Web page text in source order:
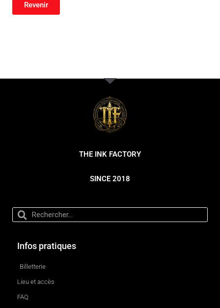
Revenir
THE INK FACTORY
SINCE 2018
Infos pratiques
Billetterie
Lieu et accès
FAQ